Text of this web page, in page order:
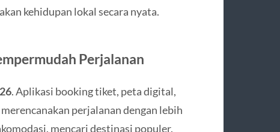
kehidupan lokal secara nyata.
Perjalanan
. Aplikasi booking tiket, peta digital,
perjalanan dengan lebih
mencari destinasi populer,